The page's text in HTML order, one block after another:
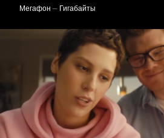
Мегафон — Гигабайты